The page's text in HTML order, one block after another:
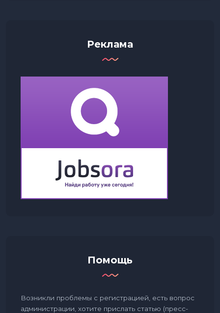
Реклама
Помощь
Возникли проблемы с регистрацией, есть вопрос
администрации, хотите прислать статью (пресс-